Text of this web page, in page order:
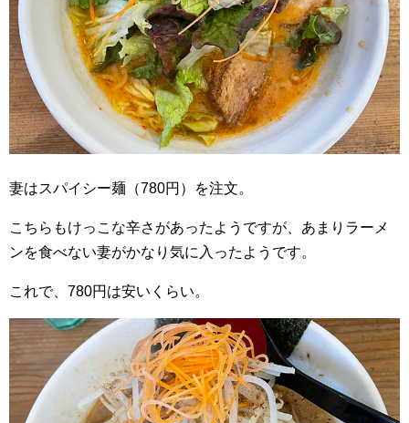
妻はスパイシー麺（780円）を注文。
こちらもけっこな辛さがあったようですが、あまりラーメ
ンを食べない妻がかなり気に入ったようです。
これで、780円は安いくらい。